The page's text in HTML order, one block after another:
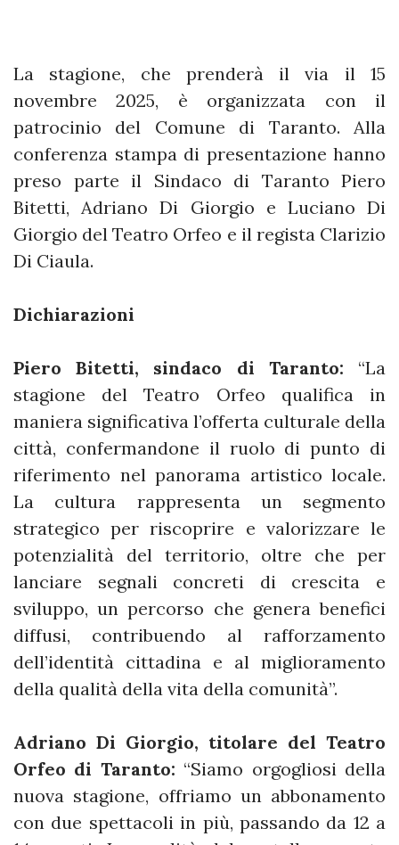
La stagione, che prenderà il via il 15
novembre 2025, è organizzata con il
patrocinio del Comune di Taranto. Alla
conferenza stampa di presentazione hanno
preso parte il Sindaco di Taranto Piero
Bitetti, Adriano Di Giorgio e Luciano Di
Giorgio del Teatro Orfeo e il regista Clarizio
Di Ciaula.
Dichiarazioni
Piero Bitetti, sindaco di Taranto: “La
stagione del Teatro Orfeo qualifica in
maniera significativa l’offerta culturale della
città, confermandone il ruolo di punto di
riferimento nel panorama artistico locale.
La cultura rappresenta un segmento
strategico per riscoprire e valorizzare le
potenzialità del territorio, oltre che per
lanciare segnali concreti di crescita e
sviluppo, un percorso che genera benefici
diffusi, contribuendo al rafforzamento
dell’identità cittadina e al miglioramento
della qualità della vita della comunità”.
Adriano Di Giorgio, titolare del Teatro
Orfeo di Taranto: “Siamo orgogliosi della
nuova stagione, offriamo un abbonamento
con due spettacoli in più, passando da 12 a